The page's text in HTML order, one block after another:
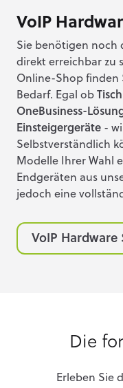
VoIP
Sie benötigen noch
direkt erreichbar zu
Online-Shop finden
Bedarf. Egal ob
Tisch
OneBusiness-
Einsteigergeräte -
Selbstverständlich
Modelle Ihrer Wahl
Endgeräten aus
jedoch eine
VoIP Hardware
Die
Erleben Sie